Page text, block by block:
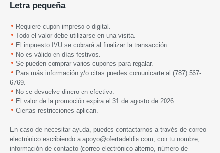
Letra pequeña
Requiere cupón impreso o digital.
Todo el valor debe utilizarse en una visita.
El impuesto IVU se cobrará al finalizar la transacción.
No es válido en días festivos.
Se pueden comprar varios cupones para regalar.
Para más información y/o citas puedes comunicarte al (787) 567-
6769.
No se devuelve dinero en efectivo.
El valor de la promoción expira el 31 de agosto de 2026.
Ciertas restricciones aplican.
En caso de necesitar ayuda, puedes contactarnos a través de correo
electrónico escribiendo a apoyo@ofertadeldia.com , con tu nombre,
información de contacto (correo electrónico alterno, número de